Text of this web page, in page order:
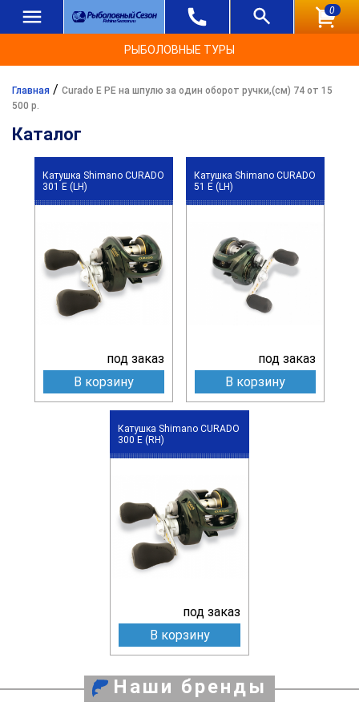
0
РЫБОЛОВНЫЕ ТУРЫ
Главная / Curado E PE на шпулю за один оборот ручки,(см) 74 от 15
500 р.
Каталог
Катушка Shimano CURADO
301 E (LH)
под заказ
В корзину
Катушка Shimano CURADO
51 E (LH)
под заказ
В корзину
Катушка Shimano CURADO
300 E (RH)
под заказ
В корзину
Наши бренды